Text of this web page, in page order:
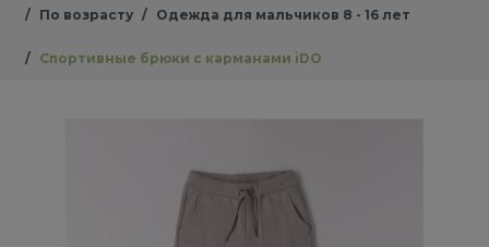
По возрасту Одежда для мальчиков 8 - 16 лет
Спортивные брюки с карманами iDO